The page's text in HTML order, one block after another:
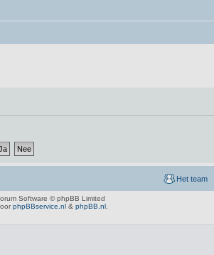
Het team
Software © phpBB Limited
phpBBservice.nl & phpBB.nl